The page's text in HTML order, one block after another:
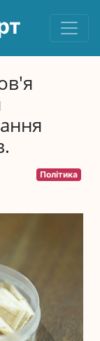
Політика